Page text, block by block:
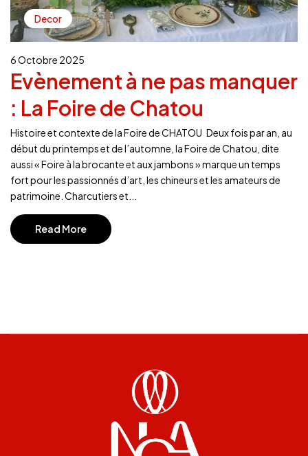
Decor
6 Octobre 2025
Evènement à ne pas manquer
: La Foire de Chatou
Histoire et contexte de la Foire de CHATOU Deux fois par an, au
début du printemps et de l’automne, la Foire de Chatou, dite
aussi « Foire à la brocante et aux jambons » marque un temps
fort pour les passionnés d’art, les chineurs et les amateurs de
patrimoine. Charcutiers et...
Read More